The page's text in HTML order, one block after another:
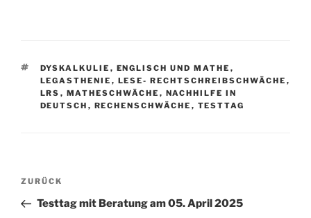
SCHLAGWÖRTER
DYSKALKULIE , ENGLISCH UND MATHE ,
LEGASTHENIE , LESE- RECHTSCHREIBSCHWÄCHE ,
LRS , MATHESCHWÄCHE , NACHHILFE IN
DEUTSCH , RECHENSCHWÄCHE , TESTTAG
Beitragsnavigation
Vorheriger
Beitrag
ZURÜCK
Testtag mit Beratung am 05. April 2025